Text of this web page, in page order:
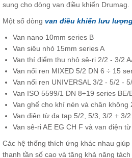
sung cho dòng van điều khiển Drumag.
Một số dòng van điều khiển lưu
Van nano 10mm series B
Van siêu nhỏ 15mm series A
Van thí điểm thu nhỏ sê-ri 2/2 - 3/2
Van nối ren MIXED 5/2 DN 6 ÷ 15
Van nối ren UNIVERSAL 3/2 - 5/2 -
Van ISO 5599/1 DN 8÷19 series BE/
Van ghế cho khí nén và chân không
Van điện từ đa tạp 5/2, 5/3, 3/2 + 3/
Van sê-ri AE EG CH F và van điện
Các hệ thống thích ứng khác nhau
thanh tần số cao và tăng khả năng